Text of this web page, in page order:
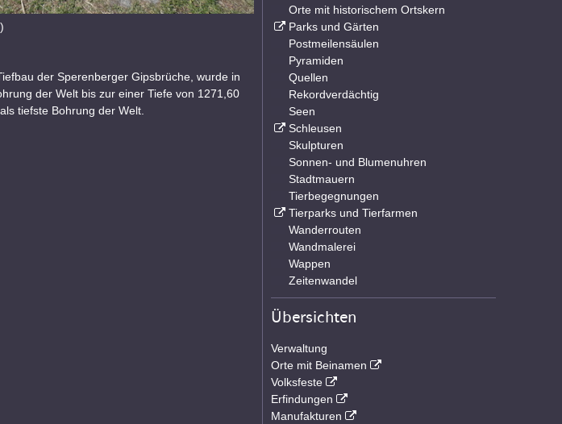
der Sperenberger Gipsbrüche, wurde in
der Welt bis zur einer Tiefe von 1271,60
tiefste Bohrung der Welt.
Orte mit historischem Ortskern
Parks und Gärten
Postmeilensäulen
Pyramiden
Quellen
Rekordverdächtig
Seen
Schleusen
Skulpturen
Sonnen- und Blumenuhren
Stadtmauern
Tierbegegnungen
Tierparks und Tierfarmen
Wanderrouten
Wandmalerei
Wappen
Zeitenwandel
Übersichten
Verwaltung
Orte mit Beinamen
Volksfeste
Erfindungen
Manufakturen